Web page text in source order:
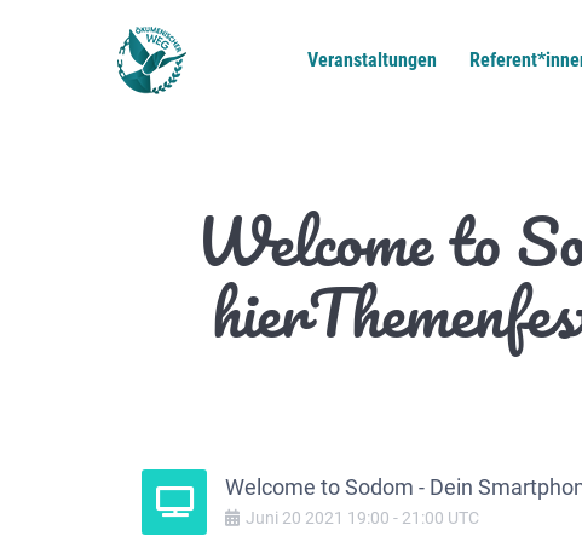
Veranstaltungen
Welcome to
Welcome to Sodom - Dein
Juni 20 2021 19:00 - 21:00 UTC